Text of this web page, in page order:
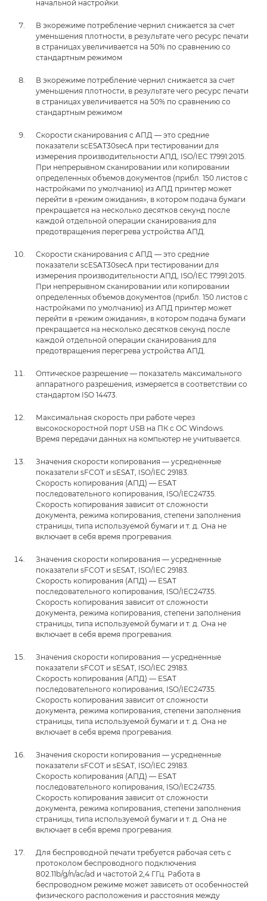
начальной настройки.
В экорежиме потребление чернил снижается за счет
уменьшения плотности, в результате чего ресурс печати
в страницах увеличивается на 50% по сравнению со
стандартным режимом
В экорежиме потребление чернил снижается за счет
уменьшения плотности, в результате чего ресурс печати
в страницах увеличивается на 50% по сравнению со
стандартным режимом
Скорости сканирования с АПД — это средние
показатели scESAT30secA при тестировании для
измерения производительности АПД, ISO/IEC 17991:2015.
При непрерывном сканировании или копировании
определенных объемов документов (прибл. 150 листов с
настройками по умолчанию) из АПД принтер может
перейти в «режим ожидания», в котором подача бумаги
прекращается на несколько десятков секунд после
каждой отдельной операции сканирования для
предотвращения перегрева устройства АПД.
Скорости сканирования с АПД — это средние
показатели scESAT30secA при тестировании для
измерения производительности АПД, ISO/IEC 17991:2015.
При непрерывном сканировании или копировании
определенных объемов документов (прибл. 150 листов с
настройками по умолчанию) из АПД принтер может
перейти в «режим ожидания», в котором подача бумаги
прекращается на несколько десятков секунд после
каждой отдельной операции сканирования для
предотвращения перегрева устройства АПД.
Оптическое разрешение — показатель максимального
аппаратного разрешения, измеряется в соответствии со
стандартом ISO 14473.
Максимальная скорость при работе через
высокоскоростной порт USB на ПК с ОС Windows.
Время передачи данных на компьютер не учитывается.
Значения скорости копирования — усредненные
показатели sFCOT и sESAT, ISO/IEC 29183.
Скорость копирования (АПД) — ESAT
последовательного копирования, ISO/IEC24735.
Скорость копирования зависит от сложности
документа, режима копирования, степени заполнения
страницы, типа используемой бумаги и т. д. Она не
включает в себя время прогревания.
Значения скорости копирования — усредненные
показатели sFCOT и sESAT, ISO/IEC 29183.
Скорость копирования (АПД) — ESAT
последовательного копирования, ISO/IEC24735.
Скорость копирования зависит от сложности
документа, режима копирования, степени заполнения
страницы, типа используемой бумаги и т. д. Она не
включает в себя время прогревания.
Значения скорости копирования — усредненные
показатели sFCOT и sESAT, ISO/IEC 29183.
Скорость копирования (АПД) — ESAT
последовательного копирования, ISO/IEC24735.
Скорость копирования зависит от сложности
документа, режима копирования, степени заполнения
страницы, типа используемой бумаги и т. д. Она не
включает в себя время прогревания.
Значения скорости копирования — усредненные
показатели sFCOT и sESAT, ISO/IEC 29183.
Скорость копирования (АПД) — ESAT
последовательного копирования, ISO/IEC24735.
Скорость копирования зависит от сложности
документа, режима копирования, степени заполнения
страницы, типа используемой бумаги и т. д. Она не
включает в себя время прогревания.
Для беспроводной печати требуется рабочая сеть с
протоколом беспроводного подключения
802.11b/g/n/ac/ad и частотой 2,4 ГГц. Работа в
беспроводном режиме может зависеть от особенностей
физического расположения и расстояния между